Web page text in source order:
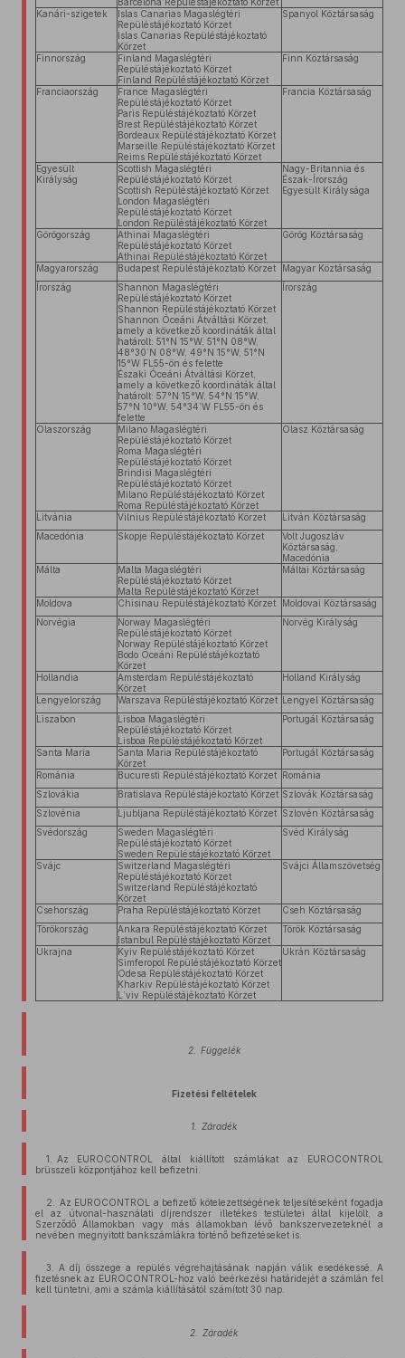
Kanári-szigetek
Islas Canarias Magaslégtéri
Repüléstájékoztató Körzet
Islas Canarias Repüléstájékoztató
Körzet
Spanyol Köztársaság
Finnország
Finland Magaslégtéri
Repüléstájékoztató Körzet
Finland Repüléstájékoztató Körzet
Finn Köztársaság
Franciaország
France Magaslégtéri
Repüléstájékoztató Körzet
Paris Repüléstájékoztató Körzet
Brest Repüléstájékoztató Körzet
Bordeaux Repüléstájékoztató Körzet
Marseille Repüléstájékoztató Körzet
Reims Repüléstájékoztató Körzet
Francia Köztársaság
Egyesült
Királyság
Scottish Magaslégtéri
Repüléstájékoztató Körzet
Scottish Repüléstájékoztató Körzet
London Magaslégtéri
Repüléstájékoztató Körzet
London Repüléstájékoztató Körzet
Nagy-Britannia és
Észak-Írország
Egyesült Királysága
Görögország
Athinai Magaslégtéri
Repüléstájékoztató Körzet
Athinai Repüléstájékoztató Körzet
Görög Köztársaság
Magyarország Budapest Repüléstájékoztató Körzet
Magyar Köztársaság
Írország
Shannon Magaslégtéri
Repüléstájékoztató Körzet
Shannon Repüléstájékoztató Körzet
Shannon Óceáni Átváltási Körzet,
amely a következő koordináták által
határolt: 51°N 15°W, 51°N 08°W,
48°30’N 08°W, 49°N 15°W, 51°N
15°W FL55-ön és felette
Északi Óceáni Átváltási Körzet,
amely a következő koordináták által
határolt: 57°N 15°W, 54°N 15°W,
57°N 10°W, 54°34’W FL55-ön és
felette
Írország
Olaszország
Milano Magaslégtéri
Repüléstájékoztató Körzet
Roma Magaslégtéri
Repüléstájékoztató Körzet
Brindisi Magaslégtéri
Repüléstájékoztató Körzet
Milano Repüléstájékoztató Körzet
Roma Repüléstájékoztató Körzet
Olasz Köztársaság
Litvánia Vilnius Repüléstájékoztató Körzet
Litván Köztársaság
Macedónia
Skopje Repüléstájékoztató Körzet
Volt Jugoszláv
Köztársaság,
Macedónia
Málta
Malta Magaslégtéri
Repüléstájékoztató Körzet
Malta Repüléstájékoztató Körzet
Máltai Köztársaság
Moldova Chisinau Repüléstájékoztató Körzet
Moldovai Köztársaság
Norvégia
Norway Magaslégtéri
Repüléstájékoztató Körzet
Norway Repüléstájékoztató Körzet
Bodo Óceáni Repüléstájékoztató
Körzet
Norvég Királyság
Hollandia
Amsterdam Repüléstájékoztató
Körzet
Holland Királyság
Lengyelország Warszava Repüléstájékoztató Körzet Lengyel Köztársaság
Liszabon
Lisboa Magaslégtéri
Repüléstájékoztató Körzet
Lisboa Repüléstájékoztató Körzet
Portugál Köztársaság
Santa Maria
Santa Maria Repüléstájékoztató
Körzet
Portugál Köztársaság
Románia Bucuresti Repüléstájékoztató Körzet
Románia
Szlovákia
Bratislava Repüléstájékoztató Körzet Szlovák Köztársaság
Szlovénia
Ljubljana Repüléstájékoztató Körzet
Szlovén Köztársaság
Svédország
Sweden Magaslégtéri
Repüléstájékoztató Körzet
Sweden Repüléstájékoztató Körzet
Svéd Királyság
Svájc
Switzerland Magaslégtéri
Repüléstájékoztató Körzet
Switzerland Repüléstájékoztató
Körzet
Svájci Államszövetség
Csehország Praha Repüléstájékoztató Körzet
Cseh Köztársaság
Törökország
Ankara Repüléstájékoztató Körzet
Istanbul Repüléstájékoztató Körzet
Török Köztársaság
Ukrajna
Kyiv Repüléstájékoztató Körzet
Simferopol Repüléstájékoztató Körzet
Odesa Repüléstájékoztató Körzet
Kharkiv Repüléstájékoztató Körzet
L’viv Repüléstájékoztató Körzet
Ukrán Köztársaság
2. Függelék
Fizetési feltételek
1. Záradék
1. Az EUROCONTROL által kiállított számlákat az EUROCONTROL
brüsszeli központjához kell befizetni.
2. Az EUROCONTROL a befizető kötelezettségének teljesítéseként fogadja
el az útvonal-használati díjrendszer illetékes testületei által kijelölt, a
Szerződő Államokban vagy más államokban lévő bankszervezeteknél a
nevében megnyitott bankszámlákra történő befizetéseket is.
3. A díj összege a repülés végrehajtásának napján válik esedékessé. A
fizetésnek az EUROCONTROL-hoz való beérkezési határidejét a számlán fel
kell tüntetni, ami a számla kiállításától számított 30 nap.
2. Záradék